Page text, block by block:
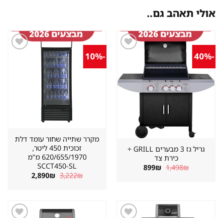
אולי תאהב גם..
במועדפים
גריל גז 3 מבערים GRILL +
כירת צד
1,498₪ המחיר
899₪ המחיר
מקרר שתייה שחור עומד דלת
זכוכית 450 ליטר,
620/655/1970 מ"מ
SCCT450-SL
3,222₪ המחיר
2,890₪ המחיר
הנוכחי